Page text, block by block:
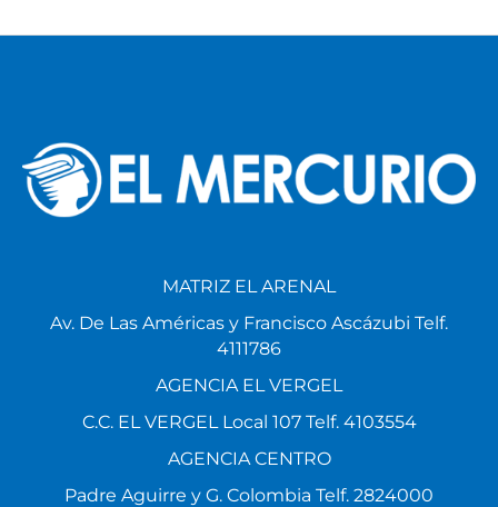
MATRIZ EL ARENAL
Av. De Las Américas y Francisco Ascázubi Telf.
4111786
AGENCIA EL VERGEL
C.C. EL VERGEL Local 107 Telf. 4103554
AGENCIA CENTRO
Padre Aguirre y G. Colombia Telf. 2824000